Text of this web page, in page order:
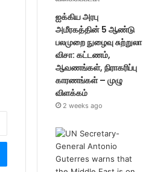
ஐக்கிய அரபு
அமீரகத்தின் 5 ஆண்டு
பலமுறை நுழைவு சுற்றுலா
விசா: கட்டணம்,
ஆவணங்கள், நிராகரிப்பு
காரணங்கள் – முழு
விளக்கம்
2 weeks ago